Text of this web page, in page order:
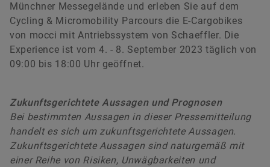
Münchner Messegelände und erleben Sie auf dem
Cycling & Micromobility Parcours die E-Cargobikes
von mocci mit Antriebssystem von Schaeffler. Die
Experience ist vom 4. - 8. September 2023 täglich von
09:00 bis 18:00 Uhr geöffnet.
Zukunftsgerichtete Aussagen und Prognosen
Bei bestimmten Aussagen in dieser Pressemitteilung
handelt es sich um zukunftsgerichtete Aussagen.
Zukunftsgerichtete Aussagen sind naturgemäß mit
einer Reihe von Risiken, Unwägbarkeiten und